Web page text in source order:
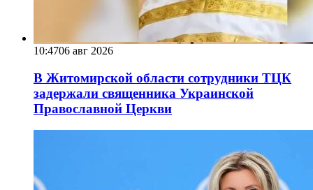
10:4706 авг 2026
В Житомирской области сотрудники ТЦК
задержали священника Украинской
Православной Церкви